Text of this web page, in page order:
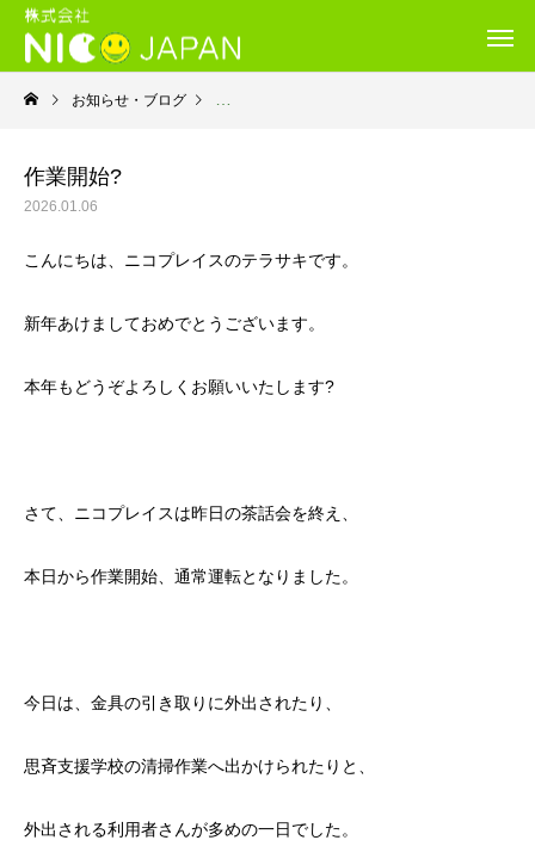
お知らせ・ブログ 就労継続支援Ｂ型・ニコプレイス
作業開始?
2026.01.06
こんにちは、ニコプレイスのテラサキです。
新年あけましておめでとうございます。
本年もどうぞよろしくお願いいたします?
さて、ニコプレイスは昨日の茶話会を終え、
本日から作業開始、通常運転となりました。
今日は、金具の引き取りに外出されたり、
思斉支援学校の清掃作業へ出かけられたりと、
外出される利用者さんが多めの一日でした。